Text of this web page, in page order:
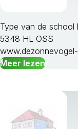
Type van de school
5348 HL OSS
Meer lezen